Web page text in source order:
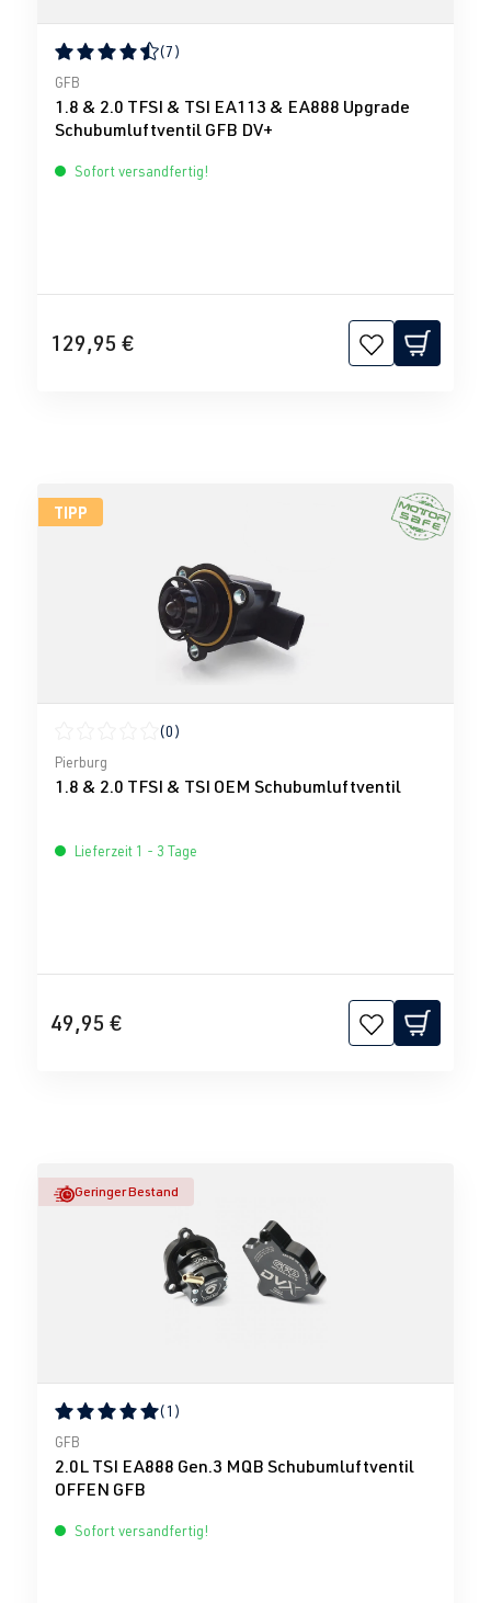
Durchschnittliche Bewertung von 4.43 von 5 Sternen
(7)
GFB
1.8 & 2.0 TFSI & TSI EA113 & EA888 Upgrade
Schubumluftventil GFB DV+
Sofort versandfertig!
129,95 €
TIPP
Durchschnittliche Bewertung von 0 von 5 Sternen
(0)
Pierburg
1.8 & 2.0 TFSI & TSI OEM Schubumluftventil
Lieferzeit 1 - 3 Tage
49,95 €
Geringer Bestand
Durchschnittliche Bewertung von 5 von 5 Sternen
(1)
GFB
2.0L TSI EA888 Gen.3 MQB Schubumluftventil
OFFEN GFB
Sofort versandfertig!